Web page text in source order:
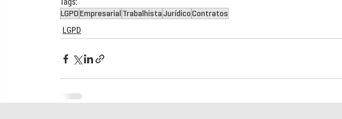
LGPDEmpresarial TrabalhistaJurídicoContratos
LGPD